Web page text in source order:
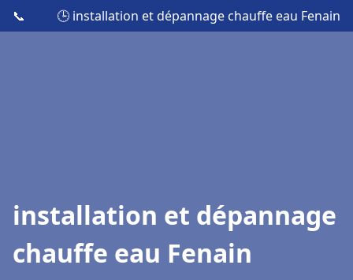
📞 🕒 installation et dépannage chauffe eau Fenain
installation et dépannage
chauffe eau Fenain